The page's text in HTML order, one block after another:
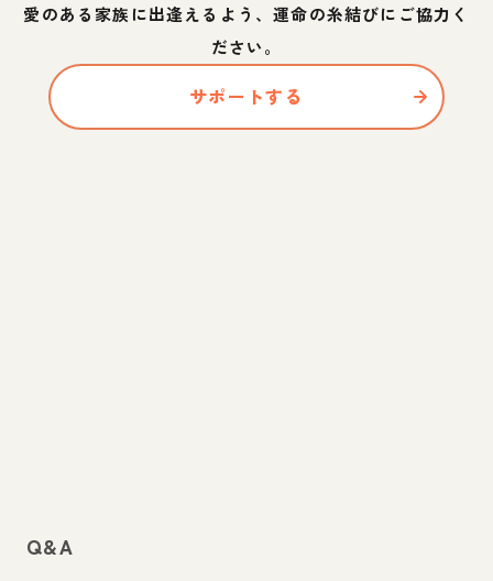
愛のある家族に出逢えるよう、運命の糸結びにご協力く
ださい。
サポートする
Q&A